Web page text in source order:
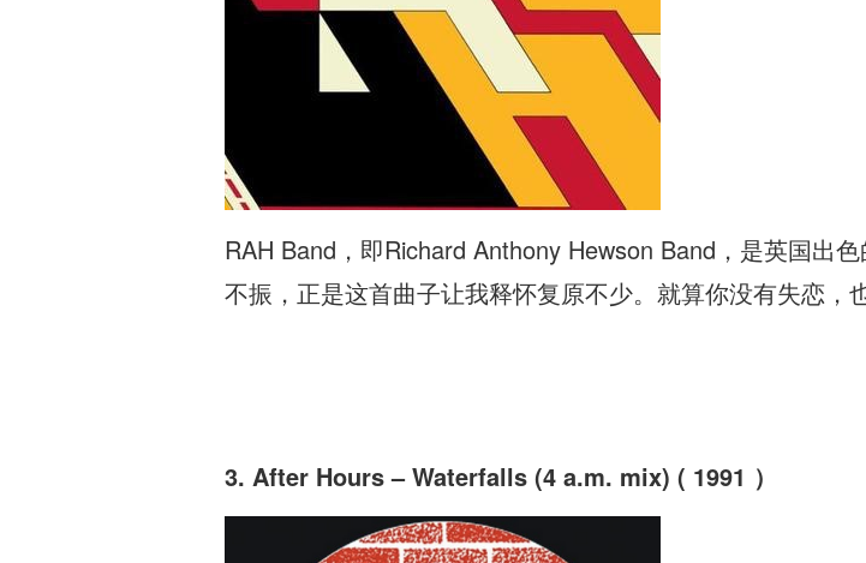
RAH Band，即Richard Anthony Hewson Band，是英国出
不振，正是这首曲子让我释怀复原不少。就算你没有失恋，
3. After Hours – Waterfalls (4 a.m. mix) ( 1991 ）